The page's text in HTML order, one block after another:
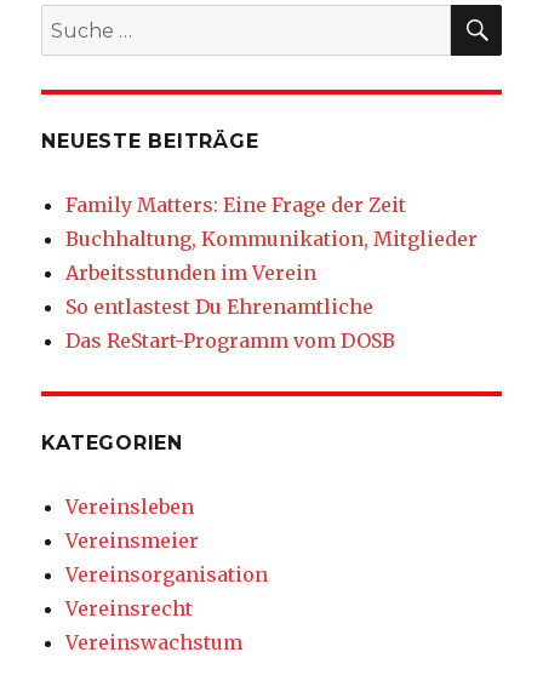
Suche
nach:
NEUESTE BEITRÄGE
Family Matters: Eine Frage der Zeit
Buchhaltung, Kommunikation, Mitglieder
Arbeitsstunden im Verein
So entlastest Du Ehrenamtliche
Das ReStart-Programm vom DOSB
KATEGORIEN
Vereinsleben
Vereinsmeier
Vereinsorganisation
Vereinsrecht
Vereinswachstum